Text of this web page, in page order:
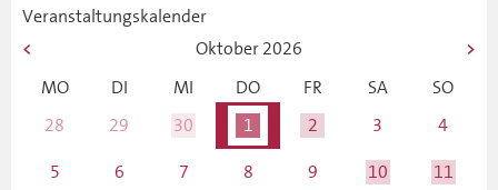
Veranstaltungskalender
Oktober2026
MO
DI MI DO FR SA
SO
28
29 30 1 2 3
4
5
6 7 8 9 10
11